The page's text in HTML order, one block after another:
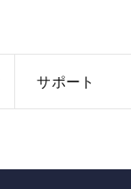
サポート